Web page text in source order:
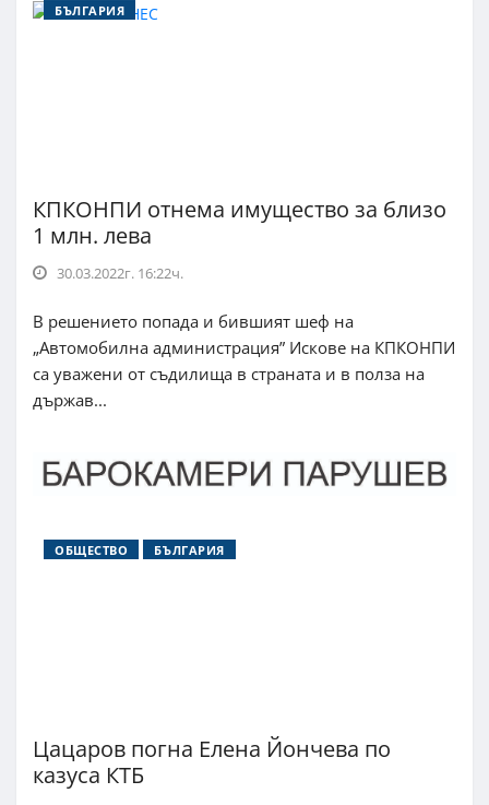
БЪЛГАРИЯ
КПКОНПИ отнема имущество за близо
1 млн. лева
30.03.2022г. 16:22ч.
В решението попада и бившият шеф на
„Автомобилна администрация” Искове на КПКОНПИ
са уважени от съдилища в страната и в полза на
държав...
ОБЩЕСТВО БЪЛГАРИЯ
Цацаров погна Елена Йончева по
казуса КТБ